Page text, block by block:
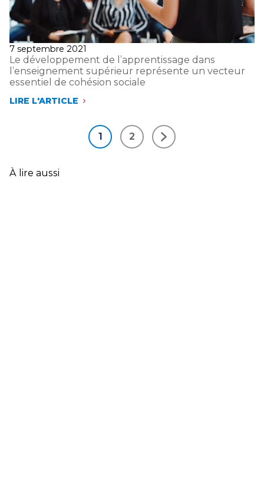
LA
BRANCHE
Publié
le
7 septembre 2021
Le développement de l’apprentissage dans
l’enseignement supérieur représente un vecteur
essentiel de cohésion sociale
LIRE L'ARTICLE
LE
L’APPRENTISSAGE
SUPÉRIEUR
REPRÉSENTE
1 2
Suivant
À lire aussi